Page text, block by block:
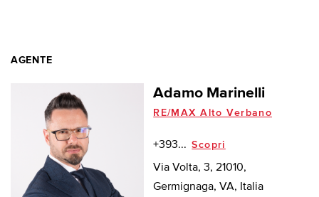
AGENTE
Adamo Marinelli
RE/MAX Alto Verbano
+393... Scopri
Via Volta, 3, 21010,
Germignaga, VA, Italia